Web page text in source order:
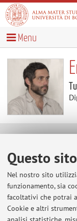
Questo
Nel nostro sito
funzionamento, sia
facoltativi che potrai
Cookie e altri
Menu
Area riservata